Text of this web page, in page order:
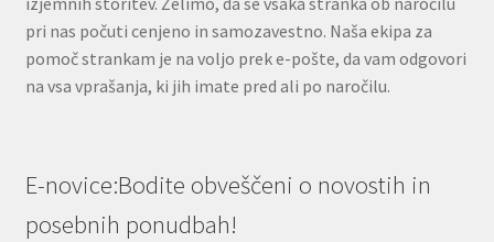
pri nas počuti cenjeno in samozavestno. Naša ekipa za
pomoč strankam je na voljo prek e-pošte, da vam odgovori
na vsa vprašanja, ki jih imate pred ali po naročilu.
E-novice:Bodite obveščeni o novostih in
posebnih ponudbah!